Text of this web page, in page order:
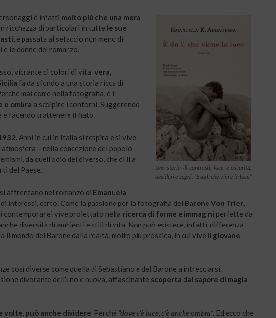
Una storia di contrasti, luce e oscurità,
desideri e sogni; “È da lì che viene la luce”
è infatti molto più che una mera
ricchezza di particolari in tutte le sue
, è passata al setaccio non meno di
le donne del romanzo.
vibrante di colori di vita; vera,
fa da sfondo a una storia ricca di
mai come nella fotografia, è il
e ombra a scolpire i contorni. Suggerendo
e facendo trattenere il fiato.
. Anni in cui in Italia si respira e si vive
– nella concezione del popolo –
da quell’odio del diverso, che di lì a
del Paese.
affrontano nel romanzo di Emanuela
interessi, certo. Come la passione per la fotografia del Barone Von Trier,
contemporanei vive proiettato nella ricerca di forme e immagini perfette da
diversità di ambienti e stili di vita. Non può esistere, infatti, differenza
il mondo del Barone dalla realtà, molto più prosaica, in cui vive il giovane
così diverse come quella di Sebastiano e del Barone a intrecciarsi.
divorante dell’uno e nuova, affascinante scoperta dal sapore di magia
volte, può anche dividere. Perché “dove c’è luce, c’è anche ombra”. Ed ecco che